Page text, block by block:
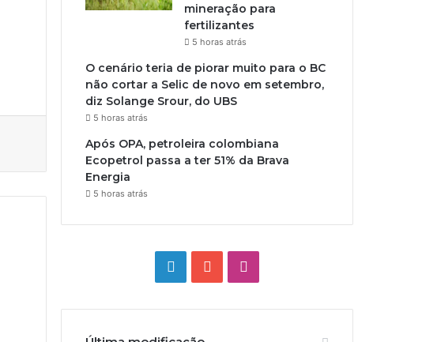
mineração para
fertilizantes
5 horas atrás
O cenário teria de piorar muito para o BC
não cortar a Selic de novo em setembro,
diz Solange Srour, do UBS
5 horas atrás
Após OPA, petroleira colombiana
Ecopetrol passa a ter 51% da Brava
Energia
5 horas atrás
LinkedinYouTube